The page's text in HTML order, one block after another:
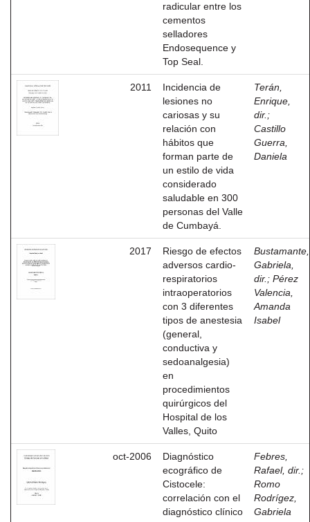
radicular entre los
cementos
selladores
Endosequence y
Top Seal.
2011
Incidencia de
lesiones no
cariosas y su
relación con
hábitos que
forman parte de
un estilo de vida
considerado
saludable en 300
personas del Valle
de Cumbayá.
Terán,
Enrique,
dir. ;
Castillo
Guerra,
Daniela
2017
Riesgo de efectos
adversos cardio-
respiratorios
intraoperatorios
con 3 diferentes
tipos de anestesia
(general,
conductiva y
sedoanalgesia)
en
procedimientos
quirúrgicos del
Hospital de los
Valles, Quito
Bustamante,
Gabriela,
dir. ; Pérez
Valencia,
Amanda
Isabel
oct-2006
Diagnóstico
ecográfico de
Cistocele:
correlación con el
diagnóstico clínico
Febres,
Rafael, dir. ;
Romo
Rodrígez,
Gabriela